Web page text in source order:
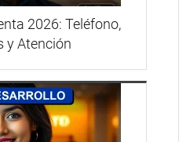
2026: Teléfono,
y Atención